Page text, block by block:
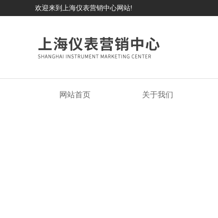
欢迎来到上海仪表营销中心网站!
网站首页 关于我们